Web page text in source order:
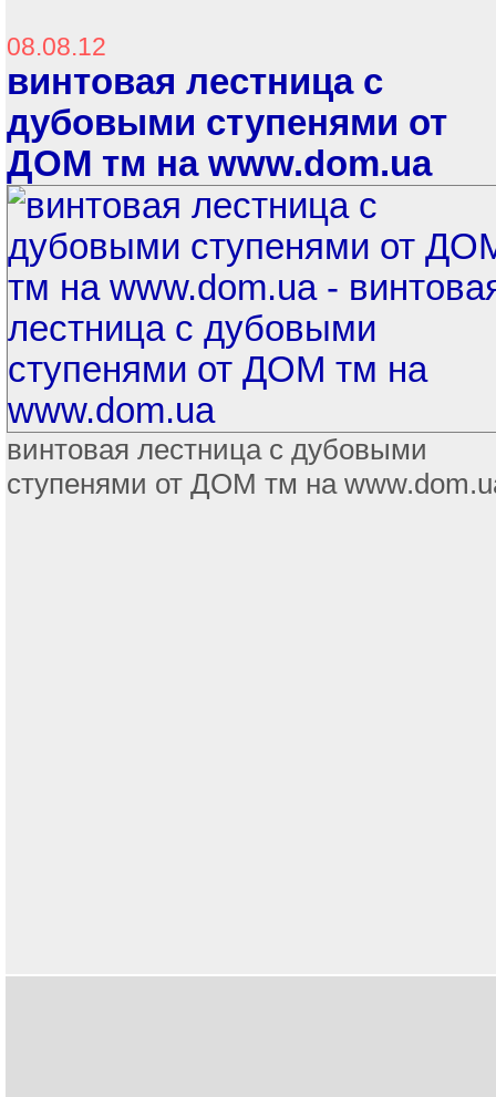
08.08.12
винтовая лестница с
дубовыми ступенями от
ДОМ тм на www.dom.ua
винтовая лестница с дубовыми
ступенями от ДОМ тм на